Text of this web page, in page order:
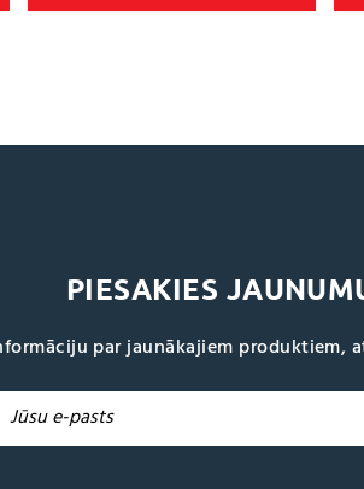
PIESAKIES
par jaunākajiem produktiem,